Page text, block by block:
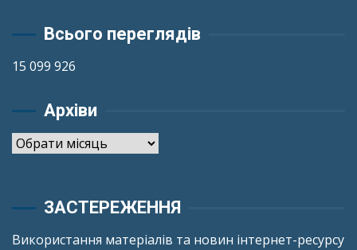
Всього переглядів
15 099 926
Архіви
Архіви
ЗАСТЕРЕЖЕННЯ
Використання матеріалів та новин інтернет-ресурсу